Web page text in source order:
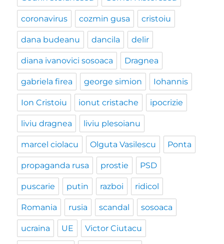
coronavirus cozmin gusa cristoiu
dana budeanu dancila delir
diana ivanovici sosoaca Dragnea
gabriela firea george simion Iohannis
Ion Cristoiu ionut cristache ipocrizie
liviu dragnea liviu plesoianu
marcel ciolacu Olguta Vasilescu Ponta
propaganda rusa prostie PSD
puscarie putin razboi ridicol
Romania rusia scandal sosoaca
ucraina UE Victor Ciutacu